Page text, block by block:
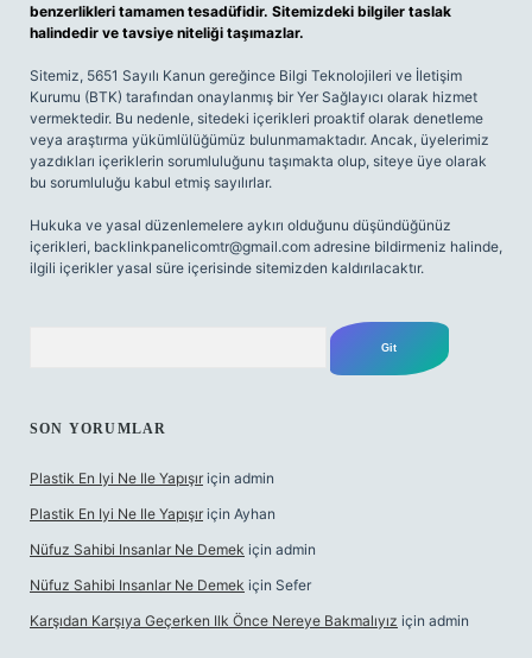
benzerlikleri tamamen tesadüfidir. Sitemizdeki bilgiler taslak
halindedir ve tavsiye niteliği taşımazlar.
Sitemiz, 5651 Sayılı Kanun gereğince Bilgi Teknolojileri ve İletişim
Kurumu (BTK) tarafından onaylanmış bir Yer Sağlayıcı olarak hizmet
vermektedir. Bu nedenle, sitedeki içerikleri proaktif olarak denetleme
veya araştırma yükümlülüğümüz bulunmamaktadır. Ancak, üyelerimiz
yazdıkları içeriklerin sorumluluğunu taşımakta olup, siteye üye olarak
bu sorumluluğu kabul etmiş sayılırlar.
Hukuka ve yasal düzenlemelere aykırı olduğunu düşündüğünüz
içerikleri, backlinkpanelicomtr@gmail.com adresine bildirmeniz halinde,
ilgili içerikler yasal süre içerisinde sitemizden kaldırılacaktır.
SON YORUMLAR
Plastik En Iyi Ne Ile Yapışır için admin
Plastik En Iyi Ne Ile Yapışır için Ayhan
Nüfuz Sahibi Insanlar Ne Demek için admin
Nüfuz Sahibi Insanlar Ne Demek için Sefer
Karşıdan Karşıya Geçerken Ilk Önce Nereye Bakmalıyız için admin